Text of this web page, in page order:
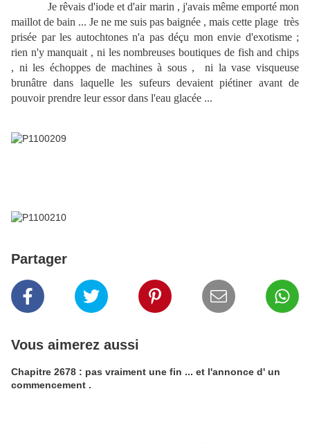
Je rêvais d'iode et d'air marin , j'avais même emporté mon
maillot de bain ... Je ne me suis pas baignée , mais cette plage très
prisée par les autochtones n'a pas déçu mon envie d'exotisme ;
rien n'y manquait , ni les nombreuses boutiques de fish and chips
, ni les échoppes de machines à sous , ni la vase visqueuse
brunâtre dans laquelle les sufeurs devaient piétiner avant de
pouvoir prendre leur essor dans l'eau glacée ...
Partager
Vous aimerez aussi
Chapitre 2678 : pas vraiment une fin ... et l'annonce d' un
commencement .